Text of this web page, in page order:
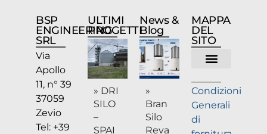
BSP
ENGINEERING
SRL
Via
Apollo
11, n° 39
37059
Zevio
Tel: +39
ULTIMI
PROGETTI
» DRI
SILO
–
SPAI
News &
Blog
»
Bran
Silo
Reva
MAPPA
DEL
SITO
Condizioni
Generali
di